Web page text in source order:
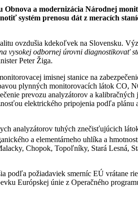
a modernizácia Národnej
systém prenosu dát z meracích
ovzdušia kdekoľvek na Slovensku.
vysokej odbornej úrovni diagnostikovať
Peter Žiga.
imisnej stanice na
plynných monitorovacích látok CO,
prevozu analyzátorov a
elektrického pripojenia podľa plánu
analyzátorov tuhých znečisťujúcich
a elementárneho uhlíka a
Chopok, Topoľníky, Stará Lesná,
podľa požiadaviek smerníc EÚ vrátane
Európskej únie z Operačného